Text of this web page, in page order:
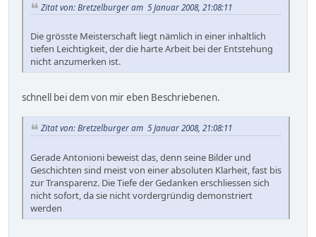
Zitat von: Bretzelburger am 5 Januar 2008, 21:08:11
Die grösste Meisterschaft liegt nämlich in einer inhaltlich
tiefen Leichtigkeit, der die harte Arbeit bei der Entstehung
nicht anzumerken ist.
schnell bei dem von mir eben Beschriebenen.
Zitat von: Bretzelburger am 5 Januar 2008, 21:08:11
Gerade Antonioni beweist das, denn seine Bilder und
Geschichten sind meist von einer absoluten Klarheit, fast bis
zur Transparenz. Die Tiefe der Gedanken erschliessen sich
nicht sofort, da sie nicht vordergründig demonstriert
werden